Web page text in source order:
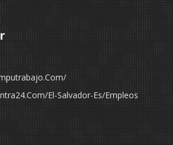
el-Salvador-Es/empleos